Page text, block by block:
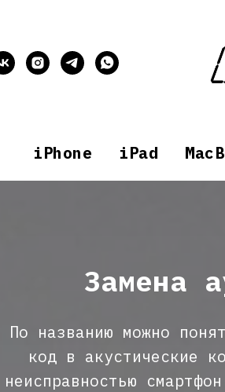
iPhone iPad
Замена
По названию можно
код в акустические
неисправностью